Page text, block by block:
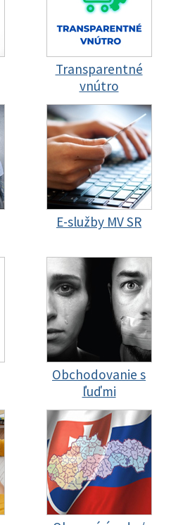
Transparentné
vnútro
E-služby MV SR
Obchodovanie s
ľuďmi